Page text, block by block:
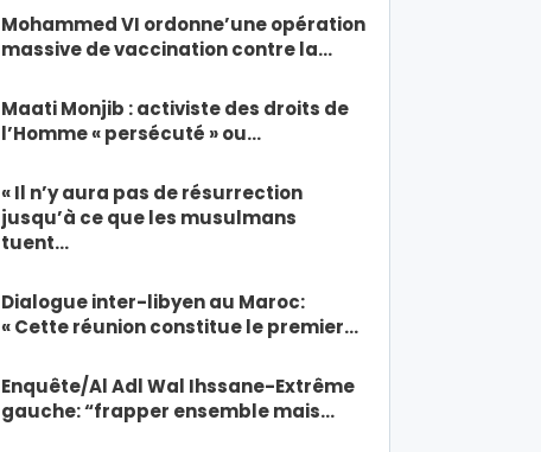
Mohammed VI ordonne’une opération
massive de vaccination contre la…
Maati Monjib : activiste des droits de
l’Homme « persécuté » ou…
« Il n’y aura pas de résurrection
jusqu’à ce que les musulmans
tuent…
Dialogue inter-libyen au Maroc:
« Cette réunion constitue le premier…
Enquête/Al Adl Wal Ihssane-Extrême
gauche: “frapper ensemble mais…